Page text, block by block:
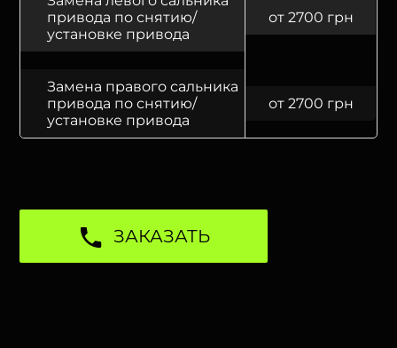
привода по снятию/
установке привода
от 2700 грн
Замена правого сальника
привода по снятию/
установке привода
от 2700 грн
ЗАКАЗАТЬ